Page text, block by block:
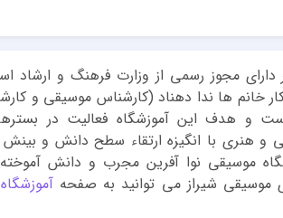
دارای مجوز رسمی از وزارت فرهنگ و ارشاد
خانم ها ندا دهناد (کارشناس موسیقی و
و هدف این آموزشگاه فعالیت در
و هنری با انگیزه ارتقاء سطح دانش و
موسیقی نوا آفرین مجرب و دانش
موسیقی شیراز می توانید به صفحه